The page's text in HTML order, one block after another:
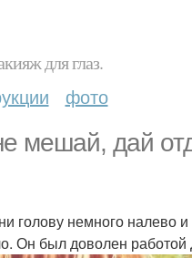
для глаз.
фото
мешай, дай
голову немного налево
Он был доволен работой